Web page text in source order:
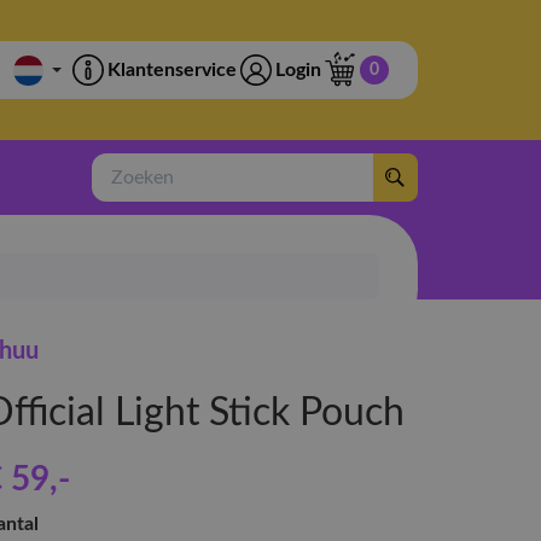
Klantenservice Login 0
Zoeken
Light Stick Pouch
59,-